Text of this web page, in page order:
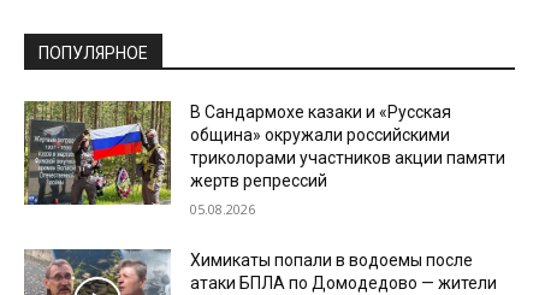
ПОПУЛЯРНОЕ
В Сандармохе казаки и «Русская
община» окружали российскими
триколорами участников акции памяти
жертв репрессий
05.08.2026
Химикаты попали в водоемы после
атаки БПЛА по Домодедово — жители